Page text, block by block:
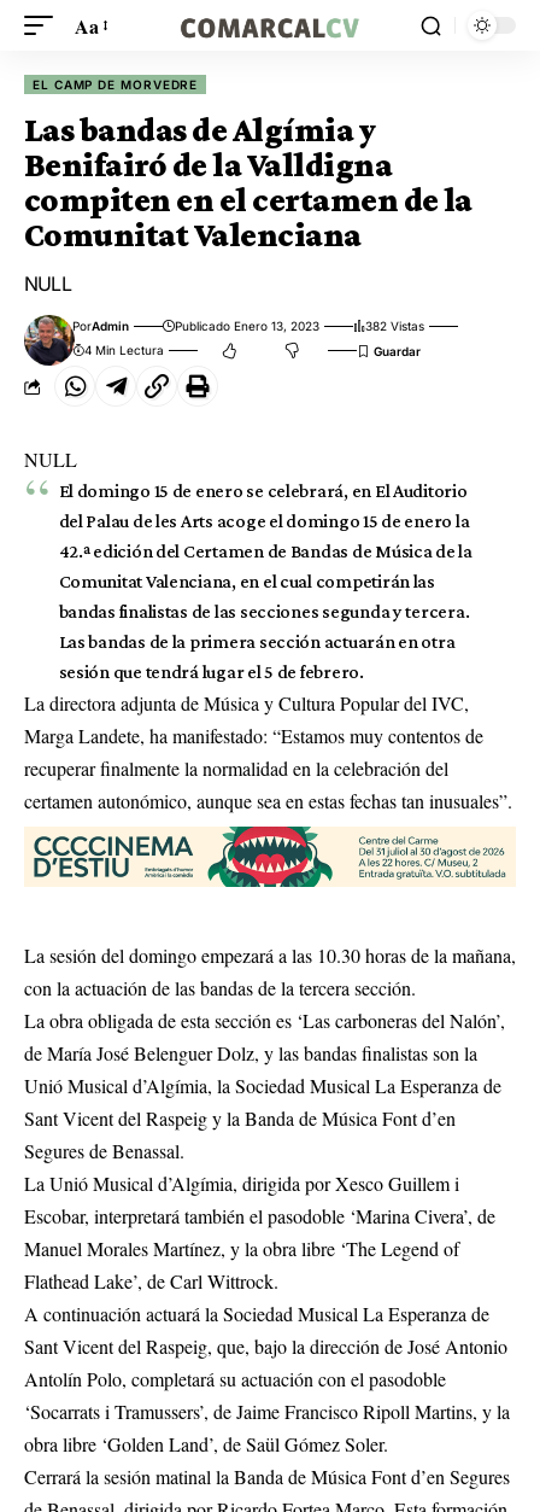
Aa
EL CAMP DE MORVEDRE
Las bandas de Algímia y
Benifairó de la Valldigna
compiten en el certamen de la
Comunitat Valenciana
NULL
PorAdmin Publicado Enero 13, 2023
382 Vistas
4 Min Lectura
NULL
El domingo 15 de enero se celebrará, en El Auditorio
del Palau de les Arts acoge el domingo 15 de enero la
42.ª edición del Certamen de Bandas de Música de la
Comunitat Valenciana, en el cual competirán las
bandas finalistas de las secciones segunda y tercera.
Las bandas de la primera sección actuarán en otra
sesión que tendrá lugar el 5 de febrero.
La directora adjunta de Música y Cultura Popular del IVC,
Marga Landete, ha manifestado: “Estamos muy contentos de
recuperar finalmente la normalidad en la celebración del
certamen autonómico, aunque sea en estas fechas tan inusuales”.
La sesión del domingo empezará a las 10.30 horas de la mañana,
con la actuación de las bandas de la tercera sección.
La obra obligada de esta sección es ‘Las carboneras del Nalón’,
de María José Belenguer Dolz, y las bandas finalistas son la
Unió Musical d’Algímia, la Sociedad Musical La Esperanza de
Sant Vicent del Raspeig y la Banda de Música Font d’en
Segures de Benassal.
La Unió Musical d’Algímia, dirigida por Xesco Guillem i
Escobar, interpretará también el pasodoble ‘Marina Civera’, de
Manuel Morales Martínez, y la obra libre ‘The Legend of
Flathead Lake’, de Carl Wittrock.
A continuación actuará la Sociedad Musical La Esperanza de
Sant Vicent del Raspeig, que, bajo la dirección de José Antonio
Antolín Polo, completará su actuación con el pasodoble
‘Socarrats i Tramussers’, de Jaime Francisco Ripoll Martins, y la
obra libre ‘Golden Land’, de Saül Gómez Soler.
Cerrará la sesión matinal la Banda de Música Font d’en Segures